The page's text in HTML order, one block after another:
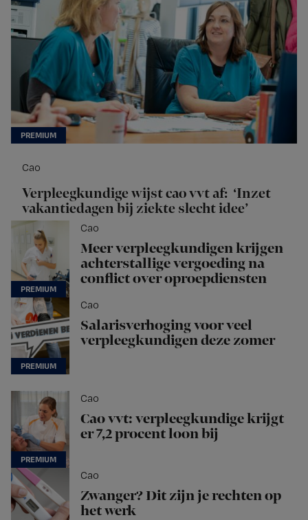
Cao
Verpleegkundige wijst cao vvt af: ‘Inzet
vakantiedagen bij ziekte slecht idee’
Cao
Meer verpleegkundigen krijgen
achterstallige vergoeding na
conflict over oproepdiensten
Cao
Salarisverhoging voor veel
verpleegkundigen deze zomer
Cao
Cao vvt: verpleegkundige krijgt
er 7,2 procent loon bij
Cao
Zwanger? Dit zijn je rechten op
het werk